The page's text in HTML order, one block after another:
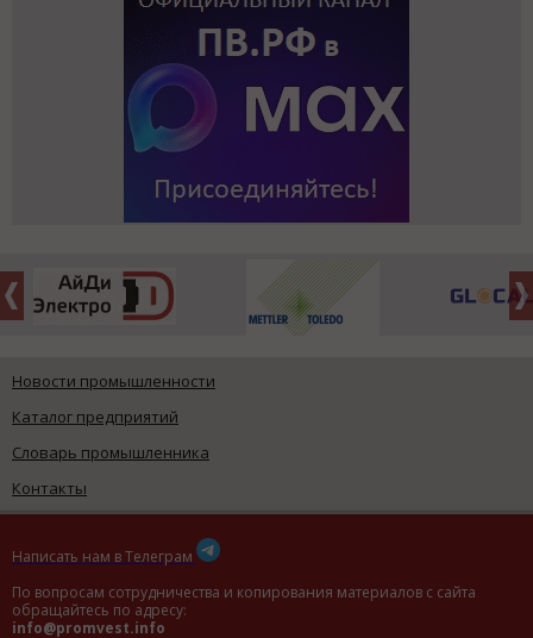
Новости промышленности
Каталог предприятий
Словарь промышленника
Контакты
Написать нам в Телеграм
По вопросам сотрудничества и копирования материалов с сайта
обращайтесь по адресу:
info@promvest.info